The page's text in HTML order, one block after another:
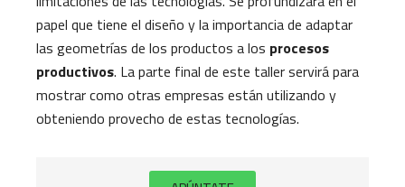
papel que tiene el diseño y la importancia de adaptar
las geometrías de los productos a los procesos
productivos. La parte final de este taller servirá para
mostrar como otras empresas están utilizando y
obteniendo provecho de estas tecnologías.